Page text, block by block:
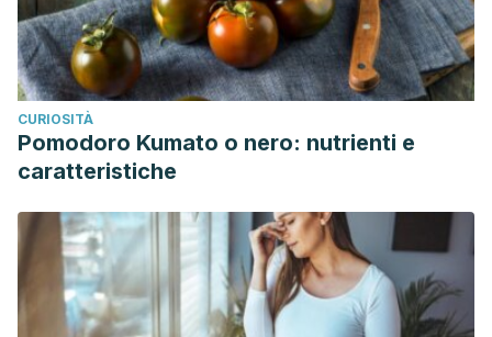
CURIOSITÀ
Pomodoro Kumato o nero: nutrienti e
caratteristiche